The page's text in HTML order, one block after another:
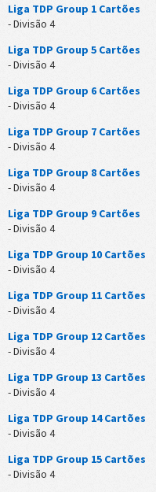
Liga TDP Group 1 Cartões
- Divisão 4
Liga TDP Group 5 Cartões
- Divisão 4
Liga TDP Group 6 Cartões
- Divisão 4
Liga TDP Group 7 Cartões
- Divisão 4
Liga TDP Group 8 Cartões
- Divisão 4
Liga TDP Group 9 Cartões
- Divisão 4
Liga TDP Group 10 Cartões
- Divisão 4
Liga TDP Group 11 Cartões
- Divisão 4
Liga TDP Group 12 Cartões
- Divisão 4
Liga TDP Group 13 Cartões
- Divisão 4
Liga TDP Group 14 Cartões
- Divisão 4
Liga TDP Group 15 Cartões
- Divisão 4